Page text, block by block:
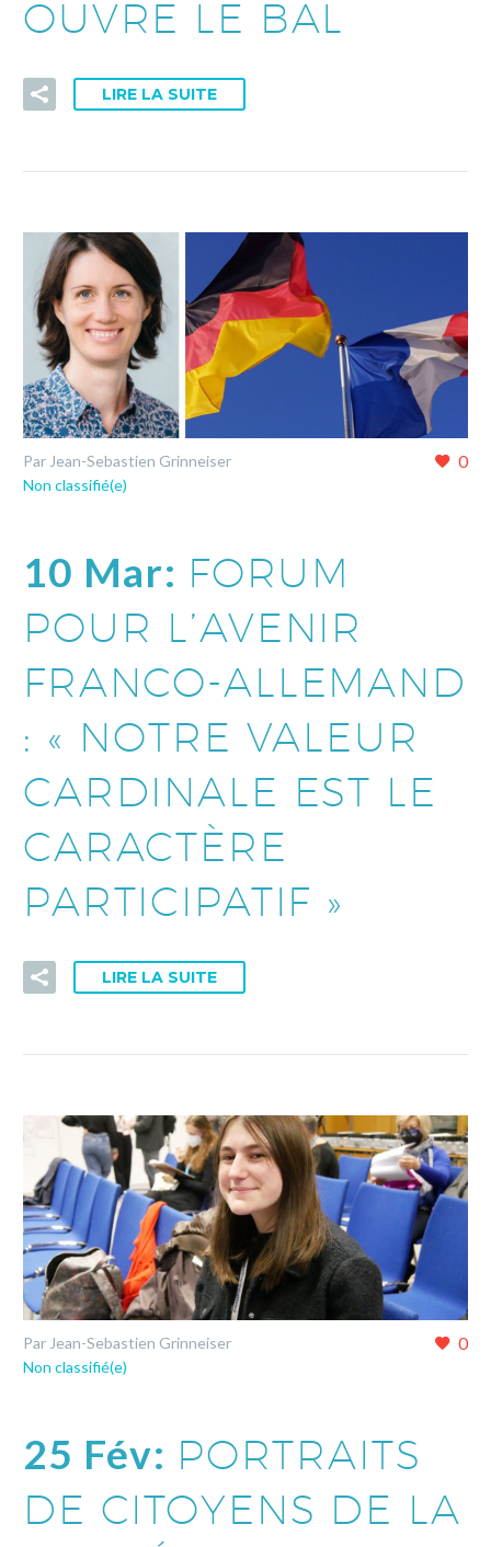
OUVRE LE BAL
LIRE LA SUITE
0
Par Jean-Sebastien Grinneiser
Non classifié(e)
10 Mar: FORUM
POUR L’AVENIR
FRANCO-ALLEMAND
: « NOTRE VALEUR
CARDINALE EST LE
CARACTÈRE
PARTICIPATIF »
LIRE LA SUITE
0
Par Jean-Sebastien Grinneiser
Non classifié(e)
25 Fév: PORTRAITS
DE CITOYENS DE LA